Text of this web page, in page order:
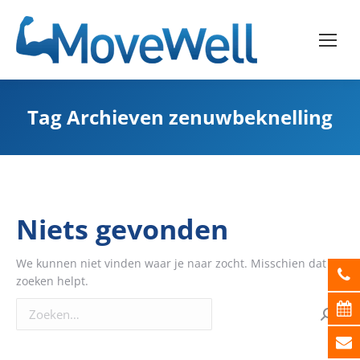
Tag Archieven zenuwbeknelling
Niets gevonden
We kunnen niet vinden waar je naar zocht. Misschien dat
zoeken helpt.
Zoeken: